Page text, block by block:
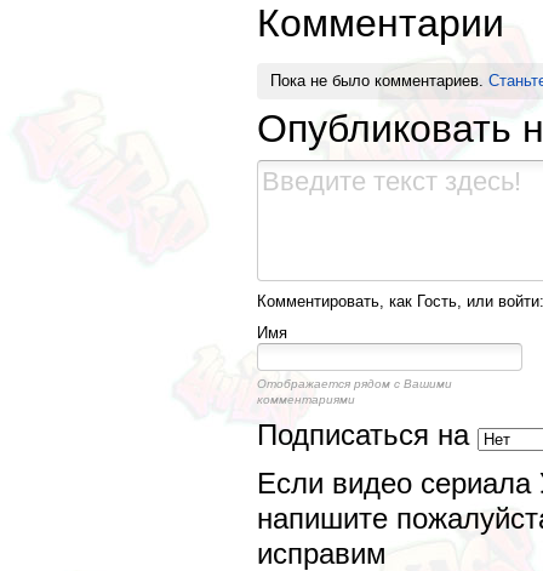
Комментарии
Пока не было комментариев.
Опубликовать
Комментировать, как Гость, или войти:
Имя
Отображается рядом с Вашими
комментариями
Подписаться на
Если видео сериала
напишите
исправим